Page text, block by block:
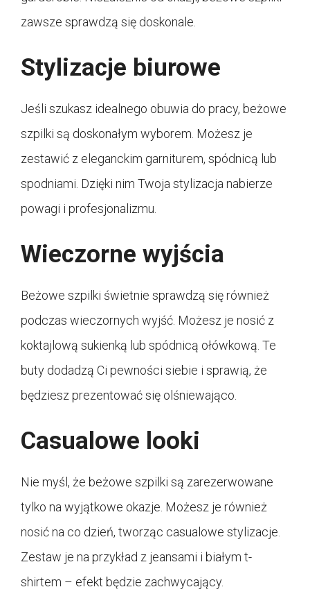
zawsze sprawdzą się doskonale.
Stylizacje biurowe
Jeśli szukasz idealnego obuwia do pracy, beżowe
szpilki są doskonałym wyborem. Możesz je
zestawić z eleganckim garniturem, spódnicą lub
spodniami. Dzięki nim Twoja stylizacja nabierze
powagi i profesjonalizmu.
Wieczorne wyjścia
Beżowe szpilki świetnie sprawdzą się również
podczas wieczornych wyjść. Możesz je nosić z
koktajlową sukienką lub spódnicą ołówkową. Te
buty dodadzą Ci pewności siebie i sprawią, że
będziesz prezentować się olśniewająco.
Casualowe looki
Nie myśl, że beżowe szpilki są zarezerwowane
tylko na wyjątkowe okazje. Możesz je również
nosić na co dzień, tworząc casualowe stylizacje.
Zestaw je na przykład z jeansami i białym t-
shirtem – efekt będzie zachwycający.